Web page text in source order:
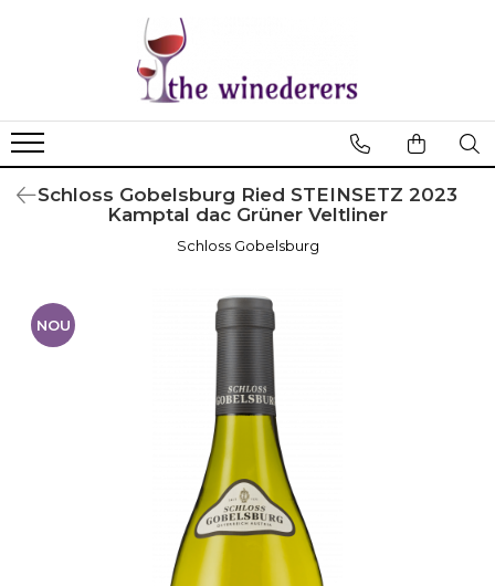
Schloss Gobelsburg Ried STEINSETZ 2023
Kamptal dac Grüner Veltliner
Schloss Gobelsburg
NOU